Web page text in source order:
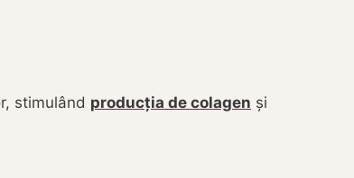
stimulând producția de colagen și